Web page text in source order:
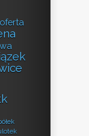
oferta